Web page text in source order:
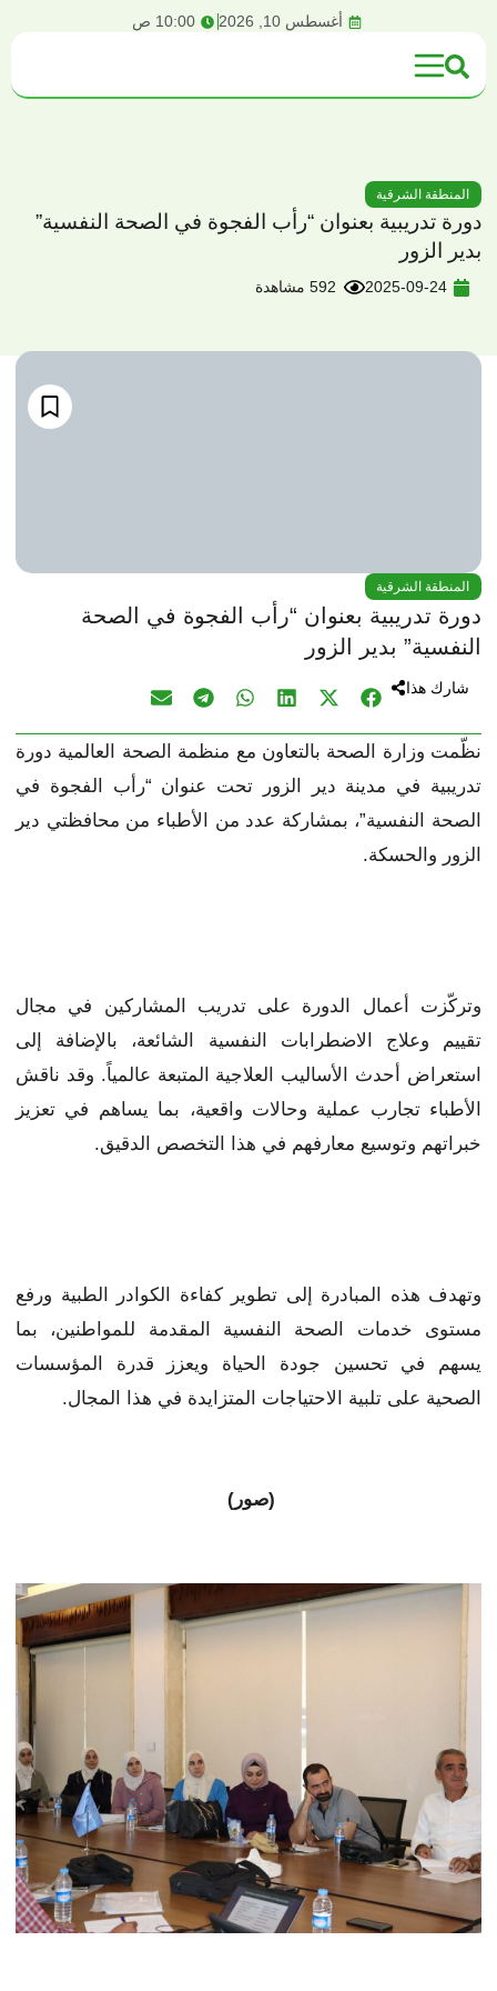
أغسطس 10, 2026 10:00 ص
المنطقة الشرقية
دورة تدريبية بعنوان “رأب الفجوة في الصحة النفسية”
بدير الزور
2025-09-24 592 مشاهدة
المنطقة الشرقية
دورة تدريبية بعنوان “رأب الفجوة في الصحة
النفسية” بدير الزور
شارك هذا
نظّمت وزارة الصحة بالتعاون مع منظمة الصحة العالمية دورة
تدريبية في مدينة دير الزور تحت عنوان “رأب الفجوة في
الصحة النفسية”، بمشاركة عدد من الأطباء من محافظتي دير
الزور والحسكة.
وتركّزت أعمال الدورة على تدريب المشاركين في مجال
تقييم وعلاج الاضطرابات النفسية الشائعة، بالإضافة إلى
استعراض أحدث الأساليب العلاجية المتبعة عالمياً. وقد ناقش
الأطباء تجارب عملية وحالات واقعية، بما يساهم في تعزيز
خبراتهم وتوسيع معارفهم في هذا التخصص الدقيق.
وتهدف هذه المبادرة إلى تطوير كفاءة الكوادر الطبية ورفع
مستوى خدمات الصحة النفسية المقدمة للمواطنين، بما
يسهم في تحسين جودة الحياة ويعزز قدرة المؤسسات
الصحية على تلبية الاحتياجات المتزايدة في هذا المجال.
(صور)